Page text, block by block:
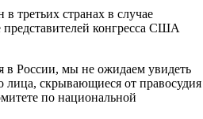
третьих странах в случае
конгресса США
в России, мы не ожидаем увидеть
скрывающиеся от правосудия
по национальной